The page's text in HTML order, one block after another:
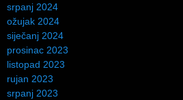
srpanj 2024
ožujak 2024
siječanj 2024
prosinac 2023
listopad 2023
rujan 2023
srpanj 2023